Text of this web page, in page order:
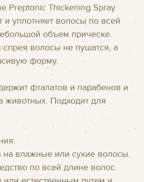
Preptonic Thickening Spray
и уплотняет волосы по всей
объем прическе.
спрея волосы не пушатся, а
форму.
фталатов и парабенов и
животных. Подходит для
на влажные или сухие волосы.
по всей длине волос.